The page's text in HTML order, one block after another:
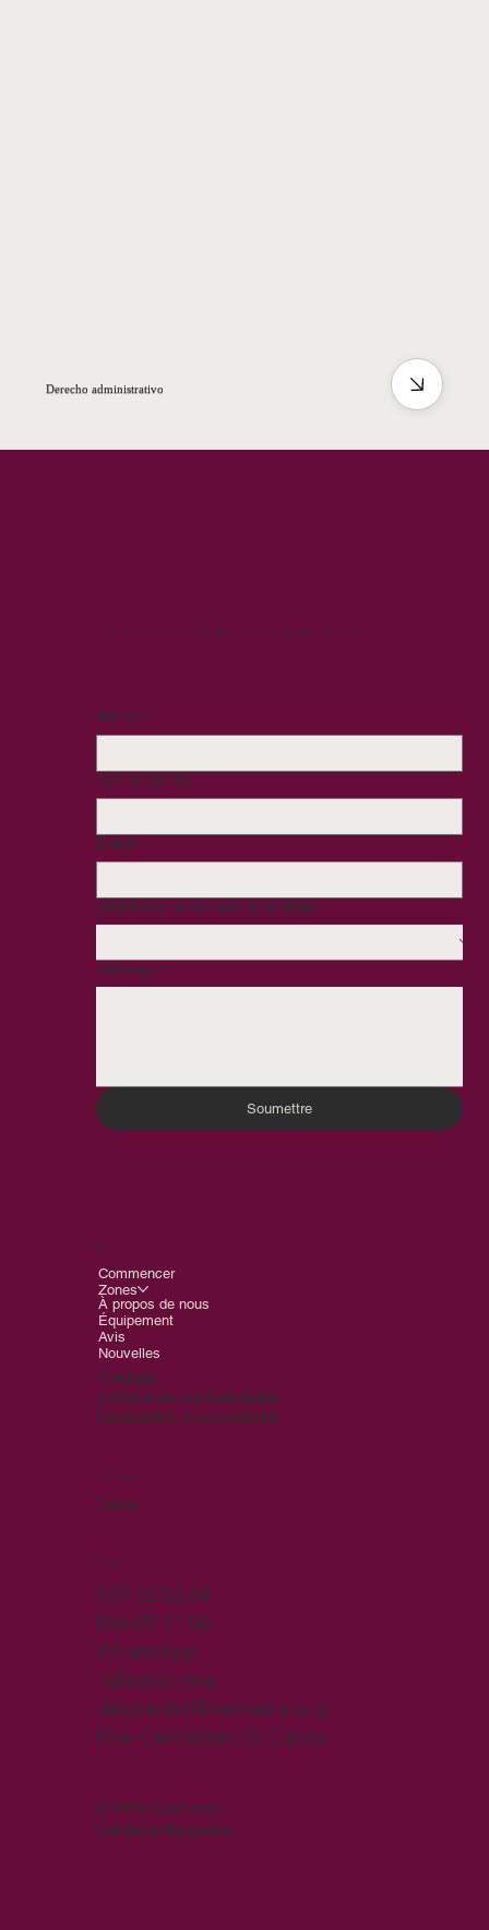
Derecho administrativo
Contactez-nous pour planifier une consultation juridique.
Prénom *
Nom de famille *
E-mail *
Choisissez un domaine de pratique *
Message *
Soumettre
Menu
Commencer
Zones
À propos de nous
Équipement
Avis
Nouvelles
Déclaration d'accessibilité
politique de confidentialité
Cookies
Quartier général
Ceuta
Contact
639 32 50 64
856 09 11 00
WhatsApp
Télégramme
despacho@cerdeira.org
Rue Cervantes, 8. Ceuta
© 2025 Clemente
Cerdeira Abogados.